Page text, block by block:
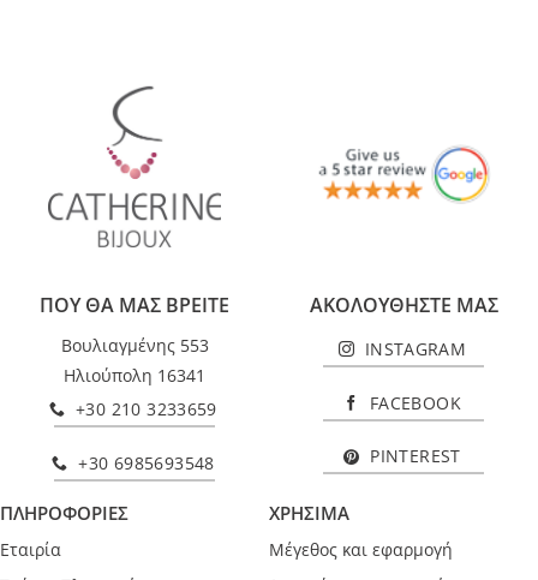
ΠΟΥ ΘΑ ΜΑΣ ΒΡΕΙΤΕ
Βουλιαγμένης 553
Ηλιούπολη 16341
+30 210 3233659
+30 6985693548
ΑΚΟΛΟΥΘΗΣΤΕ ΜΑΣ
INSTAGRAM
FACEBOOK
PINTEREST
ΠΛΗΡΟΦΟΡΙΕΣ
Εταιρία
ΧΡΗΣΙΜΑ
Μέγεθος και εφαρμογή